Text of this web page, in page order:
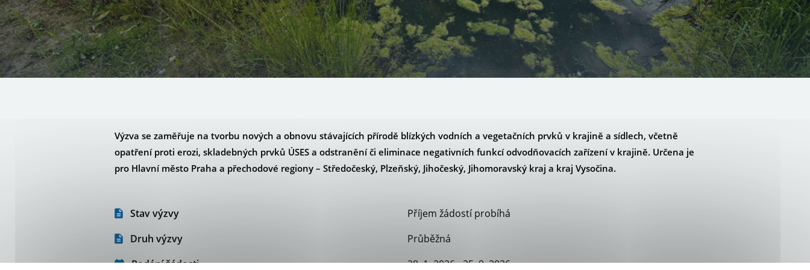
Výzva se zaměřuje na tvorbu nových a obnovu stávajících přírodě blízkých vodních a vegetačních prvků v krajině a sídlech, včetně
opatření proti erozi, skladebných prvků ÚSES a odstranění či eliminace negativních funkcí odvodňovacích zařízení v krajině. Určena je
pro Hlavní město Praha a přechodové regiony – Středočeský, Plzeňský, Jihočeský, Jihomoravský kraj a kraj Vysočina.
Stav výzvy
Příjem žádostí probíhá
Druh výzvy
Průběžná
Podání žádosti
28. 1. 2026 - 25. 9. 2026